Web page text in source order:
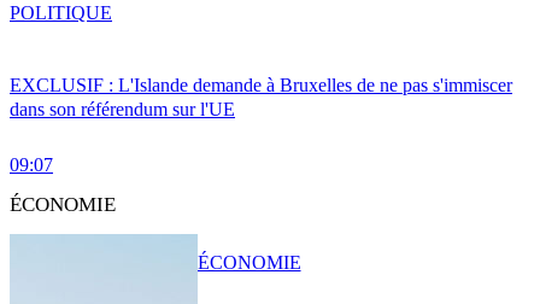
EXCLUSIF : L'Islande demande à Bruxelles de ne pas s'immiscer
dans son référendum sur l'UE
09:07
POLITIQUE
ÉCONOMIE
ÉCONOMIE